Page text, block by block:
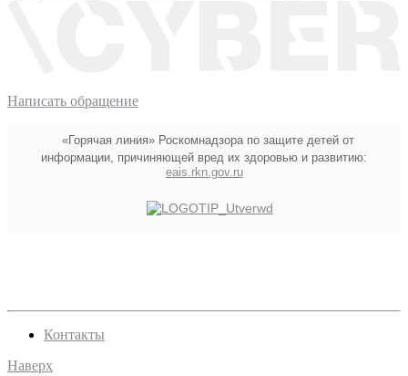
Написать обращение
«Горячая линия» Роскомнадзора по защите детей от
информации, причиняющей вред их здоровью и развитию:
eais.rkn.gov.ru
Контакты
Наверх